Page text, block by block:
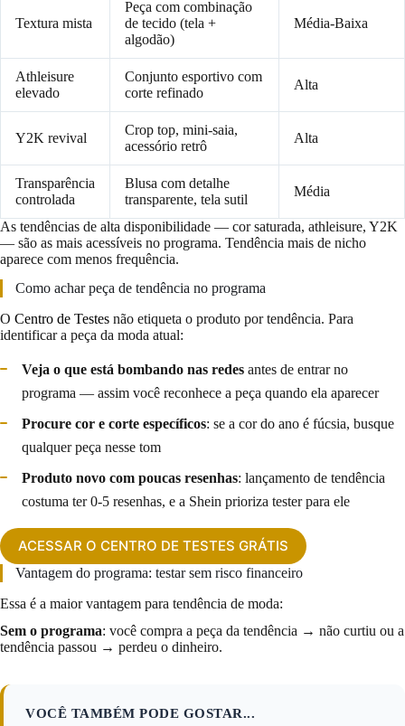
Textura mista
Peça com combinação
de tecido (tela +
algodão)
Média-Baixa
Athleisure
elevado
Conjunto esportivo com
corte refinado
Alta
Y2K revival
Crop top, mini-saia,
acessório retrô
Alta
Transparência
controlada
Blusa com detalhe
transparente, tela sutil
Média
As tendências de alta disponibilidade — cor saturada, athleisure, Y2K
— são as mais acessíveis no programa. Tendência mais de nicho
aparece com menos frequência.
Como achar peça de tendência no programa
O Centro de Testes não etiqueta o produto por tendência. Para
identificar a peça da moda atual:
Veja o que está bombando nas redes antes de entrar no
programa — assim você reconhece a peça quando ela aparecer
Procure cor e corte específicos: se a cor do ano é fúcsia, busque
qualquer peça nesse tom
Produto novo com poucas resenhas: lançamento de tendência
costuma ter 0-5 resenhas, e a Shein prioriza tester para ele
ACESSAR O CENTRO DE TESTES GRÁTIS
Vantagem do programa: testar sem risco financeiro
Essa é a maior vantagem para tendência de moda:
Sem o programa: você compra a peça da tendência → não curtiu ou a
tendência passou → perdeu o dinheiro.
VOCÊ TAMBÉM PODE GOSTAR...